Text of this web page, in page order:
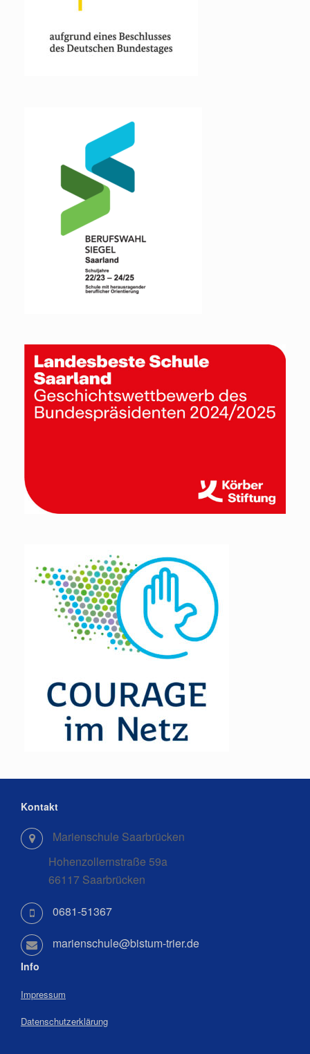
Kontakt
Marienschule Saarbrücken
Hohenzollernstraße 59a
66117 Saarbrücken
0681-51367
marienschule@bistum-trier.de
Info
Impressum
Datenschutzerklärung